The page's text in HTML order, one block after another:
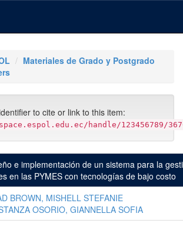
Materiales de Grado y Postgrado
to cite or link to this item:
handle/123456789/
e implementación de un sistema para la
en las PYMES con tecnologías de bajo costo
BROWN, MISHELL STEFANIE
OSORIO, GIANNELLA SOFIA